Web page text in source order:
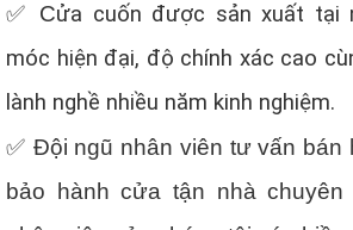
✅ Cửa cuốn được sản xuất tại
móc hiện đại, độ chính xác cao
lành nghề nhiều năm kinh nghiệm.
✅ Đội ngũ nhân viên tư vấn bán
bảo hành cửa tận nhà